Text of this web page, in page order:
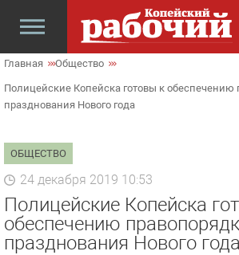
Главная Общество
Полицейские Копейска готовы к обеспечению
празднования Нового года
ОБЩЕСТВО
24 декабря 2019 10:53
Полицейские Копейска
обеспечению
празднования Нового года